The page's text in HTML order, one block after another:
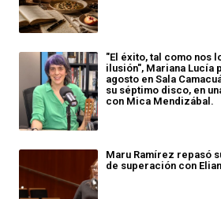
"El éxito, tal como nos
ilusión", Mariana Lucía
agosto en Sala
su séptimo disco, en
con Mica Mendizábal.
Maru Ramírez repasó
de superación con